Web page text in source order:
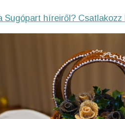
Sugópart híreiről?